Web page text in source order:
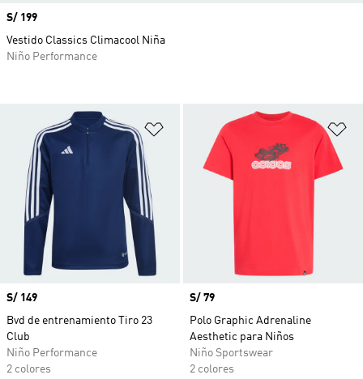
Añadir a la lista de deseos
Precio
S/ 149
Bvd de entrenamiento Tiro 23
Club
Niño Performance
2 colores
Precio
S/ 79
Polo Graphic Adrenaline
Aesthetic para Niños
Niño Sportswear
2 colores
Precio
S/ 199
Vestido Classics Climacool Niña
Niño Performance